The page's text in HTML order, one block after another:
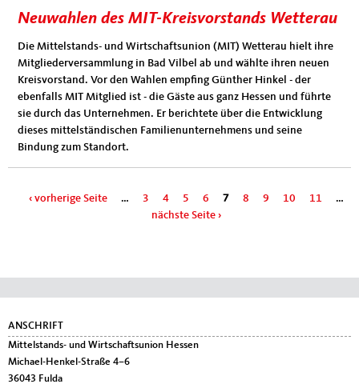
Neuwahlen des MIT-Kreisvorstands Wetterau
Die Mittelstands- und Wirtschaftsunion (MIT) Wetterau hielt ihre
Mitgliederversammlung in Bad Vilbel ab und wählte ihren neuen
Kreisvorstand. Vor den Wahlen empfing Günther Hinkel - der
ebenfalls MIT Mitglied ist - die Gäste aus ganz Hessen und führte
sie durch das Unternehmen. Er berichtete über die Entwicklung
dieses mittelständischen Familienunternehmens und seine
Bindung zum Standort.
Seiten
‹ vorherige Seite … 3 4 5 6 7 8 9 10 11
…
nächste Seite ›
Fußbereich
ANSCHRIFT
Mittelstands- und Wirtschaftsunion Hessen
Michael-Henkel-Straße 4–6
36043 Fulda